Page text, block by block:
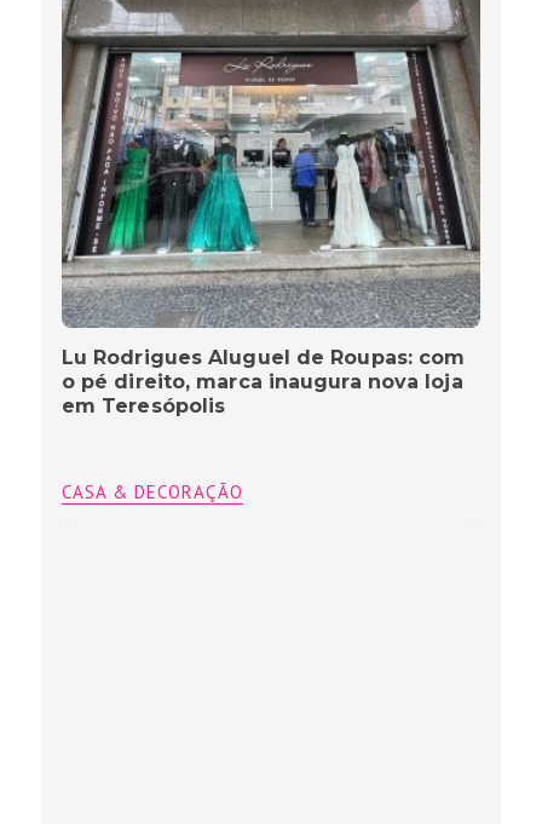
Lu Rodrigues Aluguel de Roupas: com
o pé direito, marca inaugura nova loja
em Teresópolis
CASA & DECORAÇÃO